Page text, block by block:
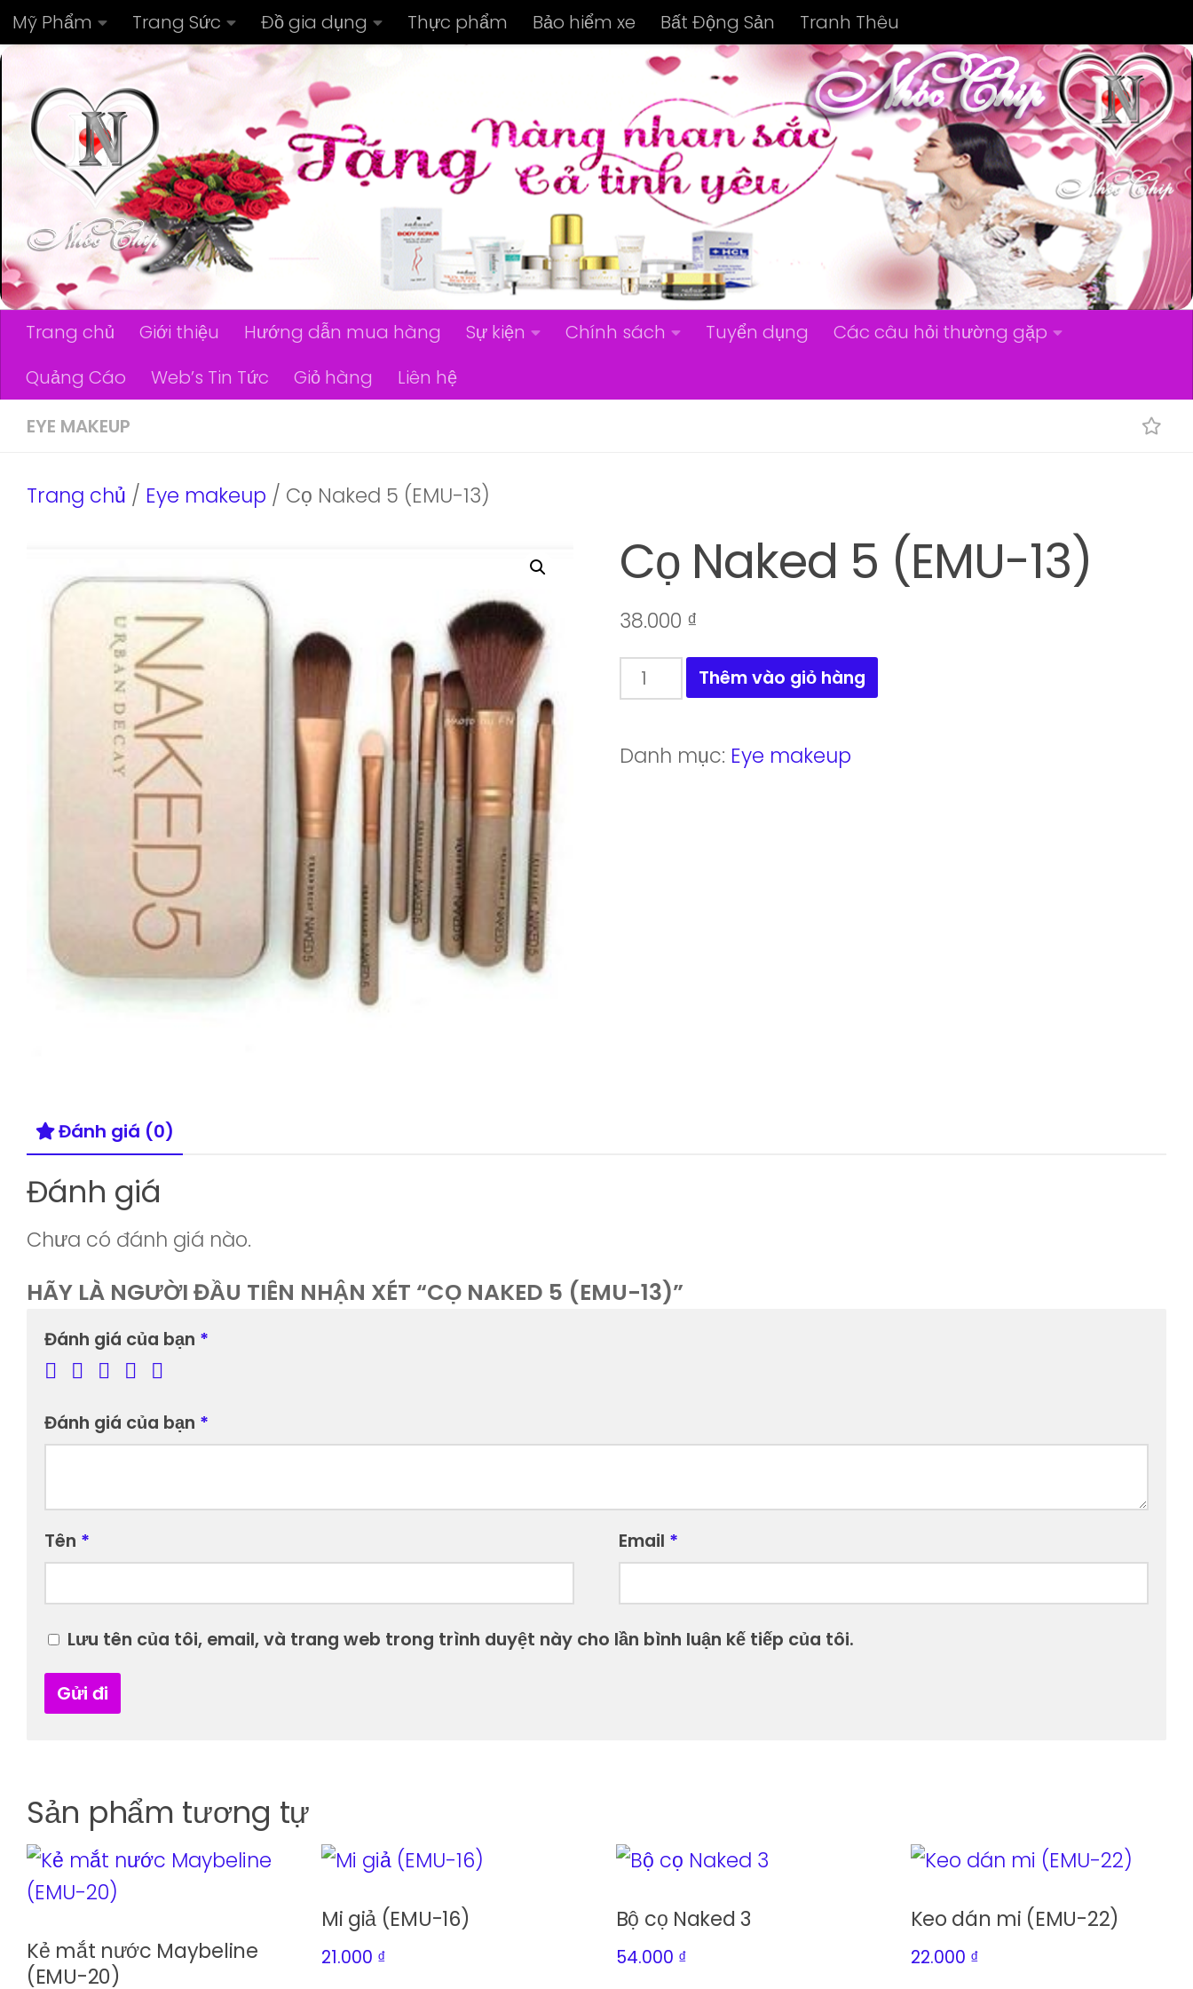
Skip to content
Mỹ Phẩm Trang Sức Đồ gia dụng Thực phẩm Bảo hiểm xe Bất Động Sản Tranh Thêu
Trang chủ Giới thiệu Hướng dẫn mua hàng Sự kiện Chính sách Tuyển dụng
Các câu hỏi thường gặp
Quảng Cáo
Web’s Tin Tức Giỏ hàng
Liên hệ
EYE MAKEUP
Trang chủ / Eye makeup / Cọ Naked 5 (EMU-13)
Cọ Naked 5 (EMU-13)
38.000 ₫
Cọ
Naked
(EMU-
Thêm vào giỏ hàng
Danh mục: Eye makeup
Đánh giá (0)
Đánh giá
Chưa có đánh giá nào.
HÃY LÀ NGƯỜI ĐẦU TIÊN NHẬN XÉT “CỌ NAKED 5 (EMU-13)”
Đánh giá của bạn *
Đánh giá của bạn *
Tên * Email *
Lưu tên của tôi, email, và trang web trong trình duyệt này cho lần bình luận kế tiếp của tôi.
Sản phẩm tương tự
Kẻ mắt nước Maybeline
(EMU-20)
Mi giả (EMU-16)
21.000 ₫
Bộ cọ Naked 3
54.000 ₫
Keo dán mi (EMU-22)
22.000 ₫